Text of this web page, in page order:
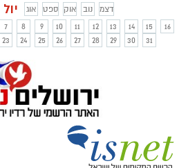
יול אוג ספט אוק נוב
דצמ
7 8 9 10 11 12 13 14 15
16
23 24 25 26 27 28 29 30 31